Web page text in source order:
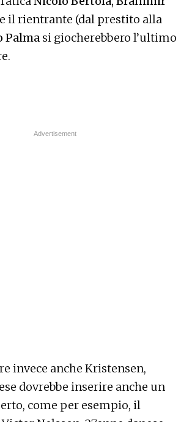
il rientrante (dal prestito alla
Palma si giocherebbero l’ultimo
invece anche Kristensen,
dovrebbe inserire anche un
come per esempio, il